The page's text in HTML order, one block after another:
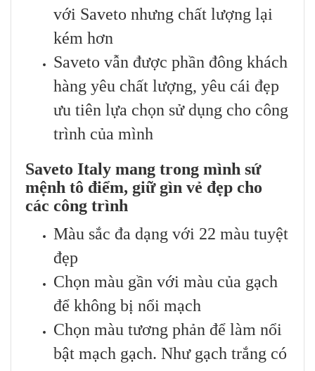
với Saveto nhưng chất lượng lại
kém hơn
Saveto vẫn được phần đông khách
hàng yêu chất lượng, yêu cái đẹp
ưu tiên lựa chọn sử dụng cho công
trình của mình
Saveto Italy mang trong mình sứ
mệnh tô điểm, giữ gìn vẻ đẹp cho
các công trình
Màu sắc đa dạng với 22 màu tuyệt
đẹp
Chọn màu gần với màu của gạch
để không bị nổi mạch
Chọn màu tương phản để làm nổi
bật mạch gạch. Như gạch trắng có